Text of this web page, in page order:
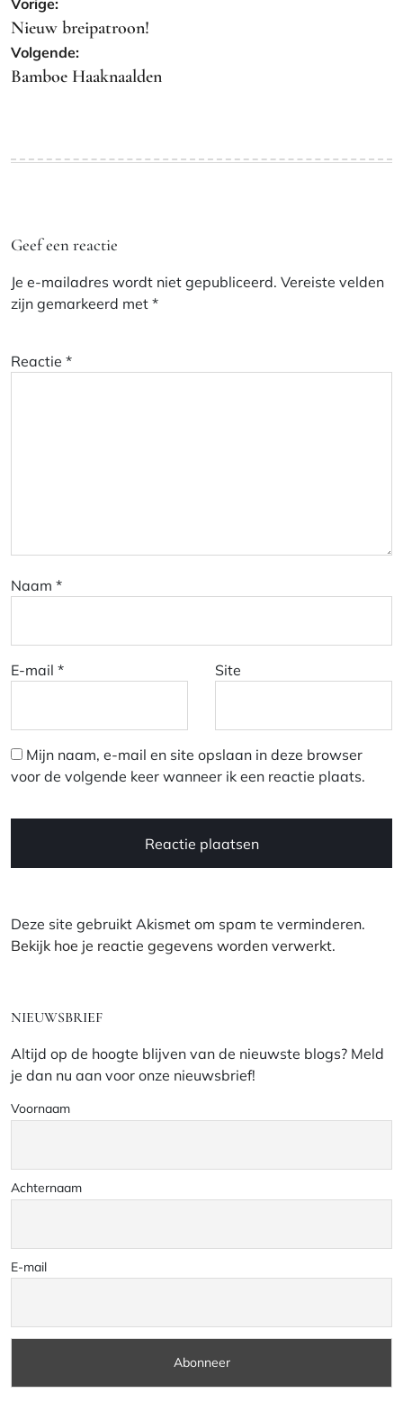
navigatie
Nieuw breipatroon!
Volgende:
Bamboe Haaknaalden
Geef een reactie
Je e-mailadres wordt niet gepubliceerd. Vereiste velden
zijn gemarkeerd met *
Reactie *
Naam *
E-mail * Site
Mijn naam, e-mail en site opslaan in deze browser
voor de volgende keer wanneer ik een reactie plaats.
Deze site gebruikt Akismet om spam te verminderen.
Bekijk hoe je reactie gegevens worden verwerkt.
NIEUWSBRIEF
Altijd op de hoogte blijven van de nieuwste blogs? Meld
je dan nu aan voor onze nieuwsbrief!
Voornaam
Achternaam
E-mail